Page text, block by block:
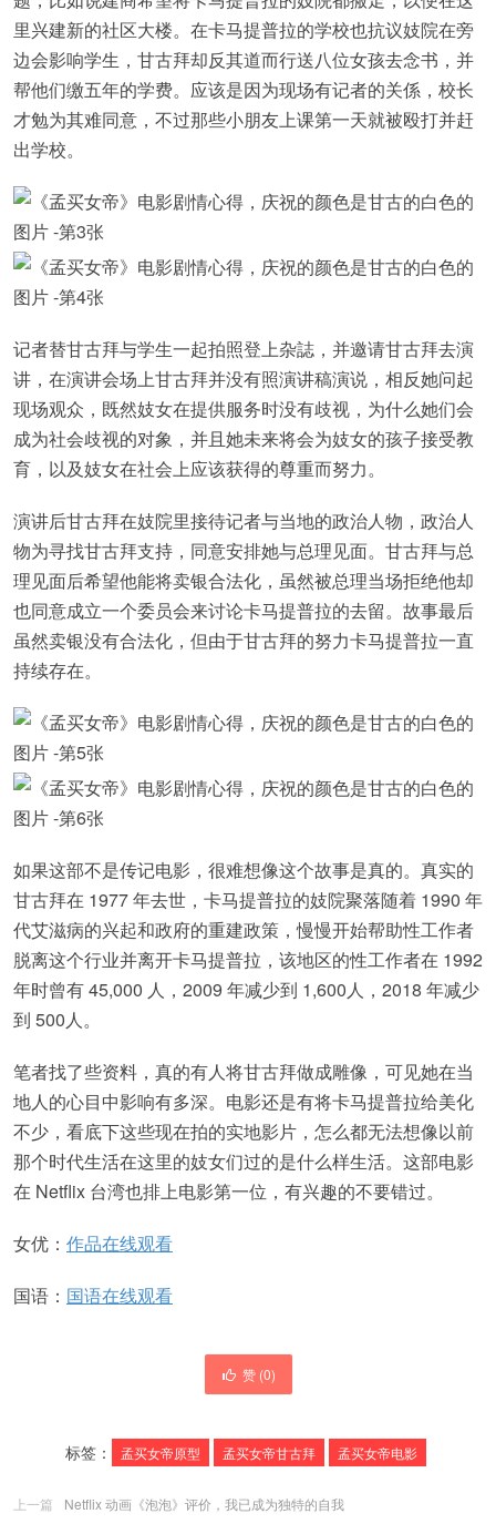
里兴建新的社区大楼。在卡马提普拉的学校也抗议妓院在旁
边会影响学生，甘古拜却反其道而行送八位女孩去念书，并
帮他们缴五年的学费。应该是因为现场有记者的关係，校长
才勉为其难同意，不过那些小朋友上课第一天就被殴打并赶
出学校。
记者替甘古拜与学生一起拍照登上杂誌，并邀请甘古拜去演
讲，在演讲会场上甘古拜并没有照演讲稿演说，相反她问起
现场观众，既然妓女在提供服务时没有歧视，为什么她们会
成为社会歧视的对象，并且她未来将会为妓女的孩子接受教
育，以及妓女在社会上应该获得的尊重而努力。
演讲后甘古拜在妓院里接待记者与当地的政治人物，政治人
物为寻找甘古拜支持，同意安排她与总理见面。甘古拜与总
理见面后希望他能将卖银合法化，虽然被总理当场拒绝他却
也同意成立一个委员会来讨论卡马提普拉的去留。故事最后
虽然卖银没有合法化，但由于甘古拜的努力卡马提普拉一直
持续存在。
如果这部不是传记电影，很难想像这个故事是真的。真实的
甘古拜在 1977 年去世，卡马提普拉的妓院聚落随着 1990 年
代艾滋病的兴起和政府的重建政策，慢慢开始帮助性工作者
脱离这个行业并离开卡马提普拉，该地区的性工作者在 1992
年时曾有 45,000 人，2009 年减少到 1,600人，2018 年减少
到 500人。
笔者找了些资料，真的有人将甘古拜做成雕像，可见她在当
地人的心目中影响有多深。电影还是有将卡马提普拉给美化
不少，看底下这些现在拍的实地影片，怎么都无法想像以前
那个时代生活在这里的妓女们过的是什么样生活。这部电影
在 Netflix 台湾也排上电影第一位，有兴趣的不要错过。
女优： 作品在线观看
国语： 国语在线观看
赞 (0)
标签： 孟买女帝原型 孟买女帝甘古拜 孟买女帝电影
上一篇 Netflix 动画《泡泡》评价，我已成为独特的自我